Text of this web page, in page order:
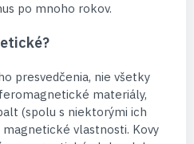
po mnoho rokov.
presvedčenia, nie všetky
materiály,
(spolu s niektorými ich
vlastnosti. Kovy